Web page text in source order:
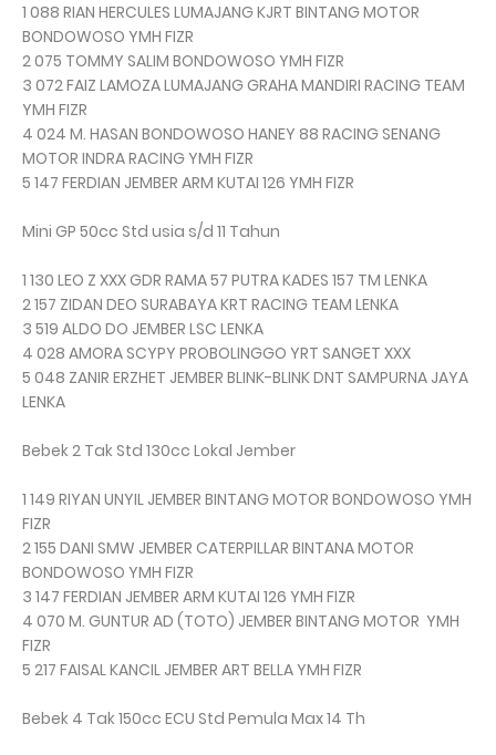
1 088 RIAN HERCULES LUMAJANG KJRT BINTANG MOTOR
BONDOWOSO YMH FIZR
2 075 TOMMY SALIM BONDOWOSO YMH FIZR
3 072 FAIZ LAMOZA LUMAJANG GRAHA MANDIRI RACING TEAM
YMH FIZR
4 024 M. HASAN BONDOWOSO HANEY 88 RACING SENANG
MOTOR INDRA RACING YMH FIZR
5 147 FERDIAN JEMBER ARM KUTAI 126 YMH FIZR
Mini GP 50cc Std usia s/d 11 Tahun
1 130 LEO Z XXX GDR RAMA 57 PUTRA KADES 157 TM LENKA
2 157 ZIDAN DEO SURABAYA KRT RACING TEAM LENKA
3 519 ALDO DO JEMBER LSC LENKA
4 028 AMORA SCYPY PROBOLINGGO YRT SANGET XXX
5 048 ZANIR ERZHET JEMBER BLINK-BLINK DNT SAMPURNA JAYA
LENKA
Bebek 2 Tak Std 130cc Lokal Jember
1 149 RIYAN UNYIL JEMBER BINTANG MOTOR BONDOWOSO YMH
FIZR
2 155 DANI SMW JEMBER CATERPILLAR BINTANA MOTOR
BONDOWOSO YMH FIZR
3 147 FERDIAN JEMBER ARM KUTAI 126 YMH FIZR
4 070 M. GUNTUR AD (TOTO) JEMBER BINTANG MOTOR YMH
FIZR
5 217 FAISAL KANCIL JEMBER ART BELLA YMH FIZR
Bebek 4 Tak 150cc ECU Std Pemula Max 14 Th